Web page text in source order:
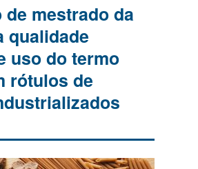
mestrado da
qualidade
uso do termo
rótulos de